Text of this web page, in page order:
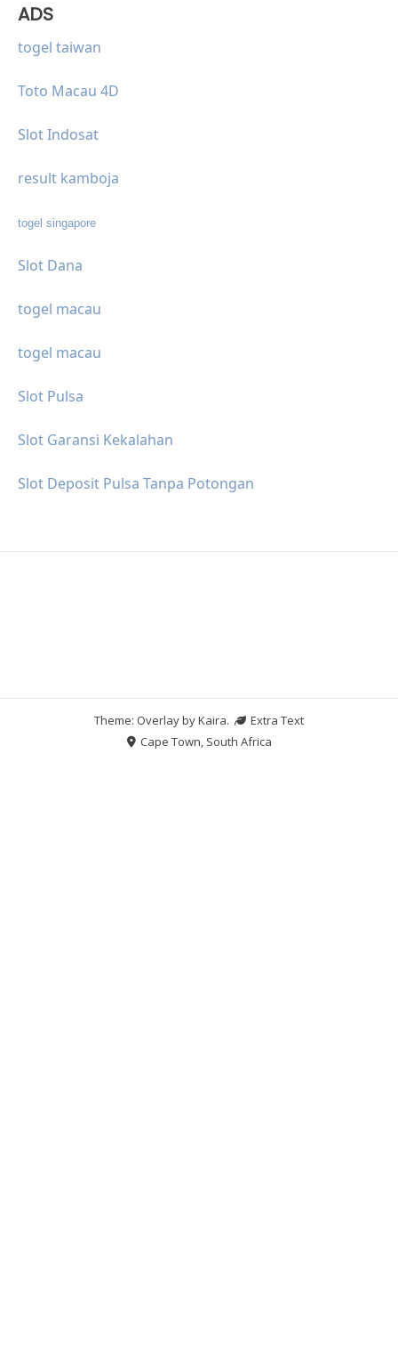
ADS
togel taiwan
Toto Macau 4D
Slot Indosat
result kamboja
togel singapore
Slot Dana
togel macau
togel macau
Slot Pulsa
Slot Garansi Kekalahan
Slot Deposit Pulsa Tanpa Potongan
Theme: Overlay byKaira.
Extra Text
Cape Town, South Africa